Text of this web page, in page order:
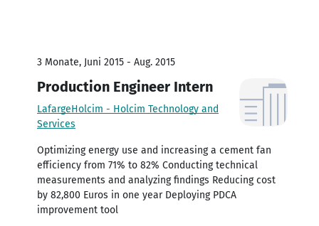
3 Monate, Juni 2015 - Aug. 2015
Production Engineer Intern
LafargeHolcim - Holcim Technology and
Services
Optimizing energy use and increasing a cement fan
efficiency from 71% to 82% Conducting technical
measurements and analyzing findings Reducing cost
by 82,800 Euros in one year Deploying PDCA
improvement tool